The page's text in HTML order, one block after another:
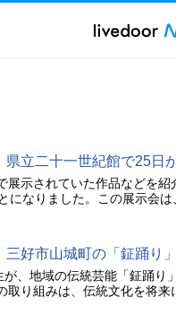
立二十一世紀館で25日か
展示されていた作品などを紹
になりました。この展示会は
好市山城町の「鉦踊り」
、地域の伝統芸能「鉦踊り
取り組みは、伝統文化を将来